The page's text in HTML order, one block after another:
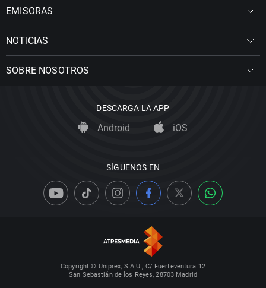
EMISORAS
NOTICIAS
SOBRE NOSOTROS
DESCARGA LA APP
Android iOS
SÍGUENOS EN
Copyright © Uniprex, S.A.U., C/ Fuerteventura 12
San Sebastián de los Reyes, 28703 Madrid